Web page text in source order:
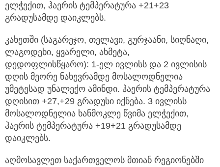
ელჭექით, ჰაერის ტემპერატურა +21+23
გრადუსამდე დაიკლებს.
კახეთში (საგარეჯო, თელავი, გურჯაანი, სიღნაღი,
ლაგოდეხი, ყვარელი, ახმეტა,
დედოფლისწყარო): 1-ელ ივლისს და 2 ივლისის
დღის მეორე ნახევრამდე მოსალოდნელია
უმეტესად უნალექო ამინდი. ჰაერის ტემპერატურა
დღისით +27,+29 გრადუსი იქნება. 3 ივლისს
მოსალოდნელია ხანმოკლე წვიმა ელჭექით,
ჰაერის ტემპერატურა +19+21 გრადუსამდე
დაიკლებს.
აღმოსავლეთ საქართველოს მთიან რეგიონებში